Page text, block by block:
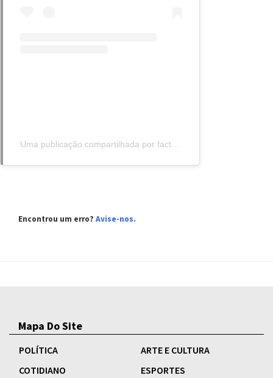
Uma publicação compartilhada por factual900 (@factual900)
Encontrou um erro? Avise-nos.
Mapa Do Site
POLÍTICA
ARTE E CULTURA
COTIDIANO
ESPORTES